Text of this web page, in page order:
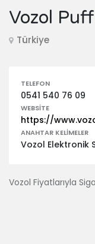
Vozol
Türkiye
TELEFON
0541 540 76 09
WEBSITE
https://
ANAHTAR KELIMELER
Vozol Elektronik
Vozol Fiyatlarıyla